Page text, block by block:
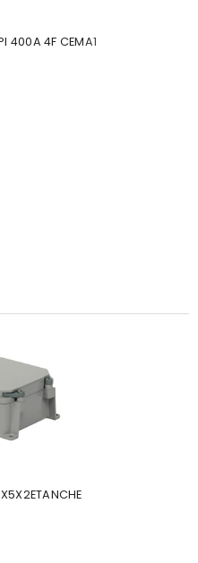
400A 4F CEMA1